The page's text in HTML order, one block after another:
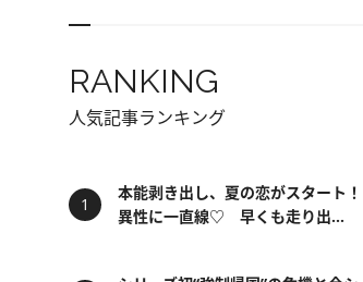
RANKING
人気記事ランキング
本能剥き出し、夏の恋がスタート
異性に一直線♡ 早くも走り出...